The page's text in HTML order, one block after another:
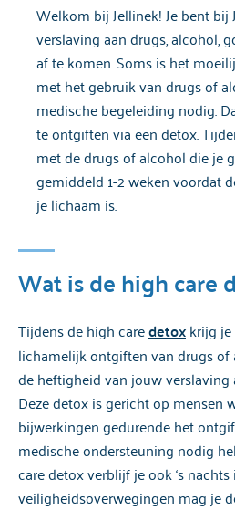
Welkom bij Jellinek! Je bent bij
verslaving aan drugs, alcohol,
af te komen. Soms is het
met het gebruik van drugs of
medische begeleiding nodig.
te ontgiften via een detox.
met de drugs of alcohol die je
gemiddeld 1-2 weken voordat
je lichaam is.
Wat is de high care
Tijdens de high caredetoxkrijg
lichamelijk ontgiften van drugs of
de heftigheid van jouw verslaving
Deze detox is gericht op mensen
bijwerkingen gedurende het
medische ondersteuning nodig
care detox verblijf je ook ‘s
veiligheidsoverwegingen mag je